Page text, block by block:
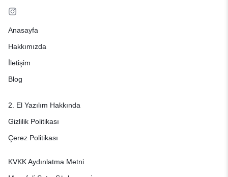
Anasayfa
Hakkımızda
İletişim
Blog
2. El Yazılım Hakkında
Gizlilik Politikası
Çerez Politikası
KVKK Aydınlatma Metni